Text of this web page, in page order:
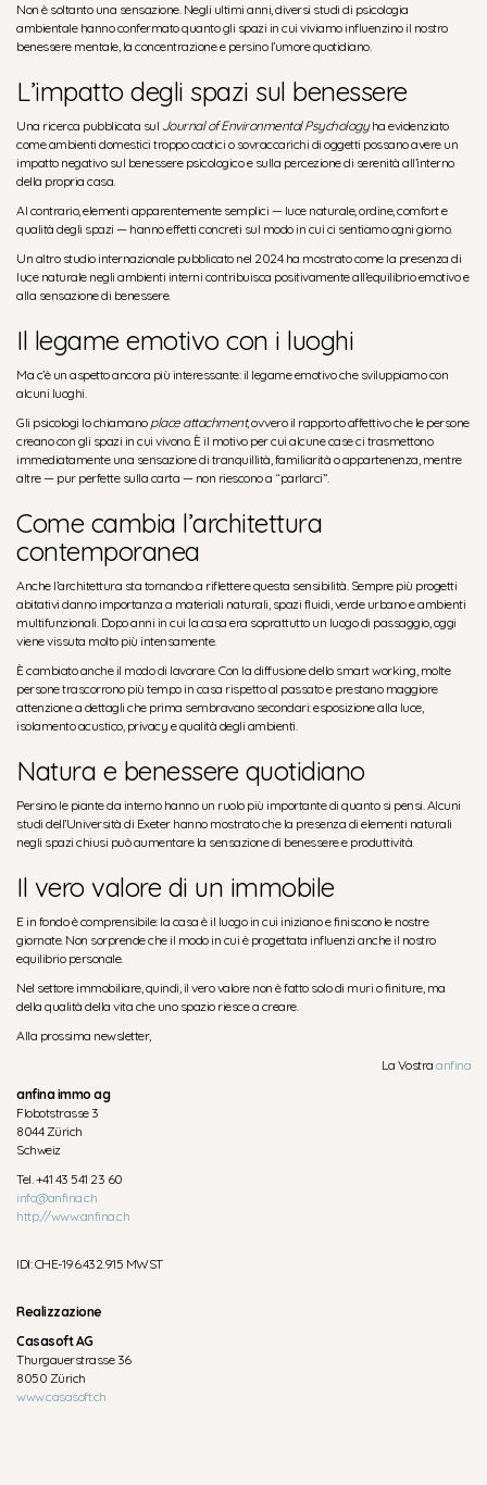
Non è soltanto una sensazione. Negli ultimi anni, diversi studi di psicologia
ambientale hanno confermato quanto gli spazi in cui viviamo influenzino il nostro
benessere mentale, la concentrazione e persino l’umore quotidiano.
L’impatto degli spazi sul benessere
Una ricerca pubblicata sul Journal of Environmental Psychologyha evidenziato
come ambienti domestici troppo caotici o sovraccarichi di oggetti possano avere un
impatto negativo sul benessere psicologico e sulla percezione di serenità all’interno
della propria casa.
Al contrario, elementi apparentemente semplici — luce naturale, ordine, comfort e
qualità degli spazi — hanno effetti concreti sul modo in cui ci sentiamo ogni giorno.
Un altro studio internazionale pubblicato nel 2024 ha mostrato come la presenza di
luce naturale negli ambienti interni contribuisca positivamente all’equilibrio emotivo e
alla sensazione di benessere.
Il legame emotivo con i luoghi
Ma c’è un aspetto ancora più interessante: il legame emotivo che sviluppiamo con
alcuni luoghi.
Gli psicologi lo chiamano place attachment, ovvero il rapporto affettivo che le persone
creano con gli spazi in cui vivono. È il motivo per cui alcune case ci trasmettono
immediatamente una sensazione di tranquillità, familiarità o appartenenza, mentre
altre — pur perfette sulla carta — non riescono a “parlarci”.
Come cambia l’architettura
contemporanea
Anche l’architettura sta tornando a riflettere questa sensibilità. Sempre più progetti
abitativi danno importanza a materiali naturali, spazi fluidi, verde urbano e ambienti
multifunzionali. Dopo anni in cui la casa era soprattutto un luogo di passaggio, oggi
viene vissuta molto più intensamente.
È cambiato anche il modo di lavorare. Con la diffusione dello smart working, molte
persone trascorrono più tempo in casa rispetto al passato e prestano maggiore
attenzione a dettagli che prima sembravano secondari: esposizione alla luce,
isolamento acustico, privacy e qualità degli ambienti.
Natura e benessere quotidiano
Persino le piante da interno hanno un ruolo più importante di quanto si pensi. Alcuni
studi dell’Università di Exeter hanno mostrato che la presenza di elementi naturali
negli spazi chiusi può aumentare la sensazione di benessere e produttività.
Il vero valore di un immobile
E in fondo è comprensibile: la casa è il luogo in cui iniziano e finiscono le nostre
giornate. Non sorprende che il modo in cui è progettata influenzi anche il nostro
equilibrio personale.
Nel settore immobiliare, quindi, il vero valore non è fatto solo di muri o finiture, ma
della qualità della vita che uno spazio riesce a creare.
Alla prossima newsletter,
La Vostra anfina
anfina immo ag
Flobotstrasse 3
8044 Zürich
Schweiz
Tel. +41 43 541 23 60
info@anfina.ch
http://www.anfina.ch
IDI: CHE-196.432.915 MWST
Realizzazione
Casasoft AG
Thurgauerstrasse 36
8050 Zürich
www.casasoft.ch